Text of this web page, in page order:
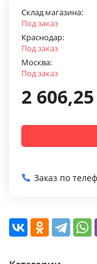
Склад магазина:
Под заказ
Краснодар:
Под заказ
Москва:
Под заказ
2 606,25
Заказ по